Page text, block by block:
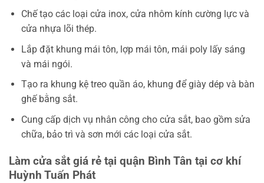
Chế tạo các loại cửa inox, cửa nhôm kính cường lực và
cửa nhựa lõi thép.
Lắp đặt khung mái tôn, lợp mái tôn, mái poly lấy sáng
và mái ngói.
Tạo ra khung kệ treo quần áo, khung để giày dép và bàn
ghế bằng sắt.
Cung cấp dịch vụ nhân công cho cửa sắt, bao gồm sửa
chữa, bảo trì và sơn mới các loại cửa sắt.
Làm cửa sắt giá rẻ tại quận Bình Tân tại cơ khí
Huỳnh Tuấn Phát